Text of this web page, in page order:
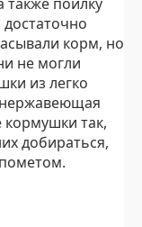
корм, но
не могли
из легко
кормушки так,
добираться,